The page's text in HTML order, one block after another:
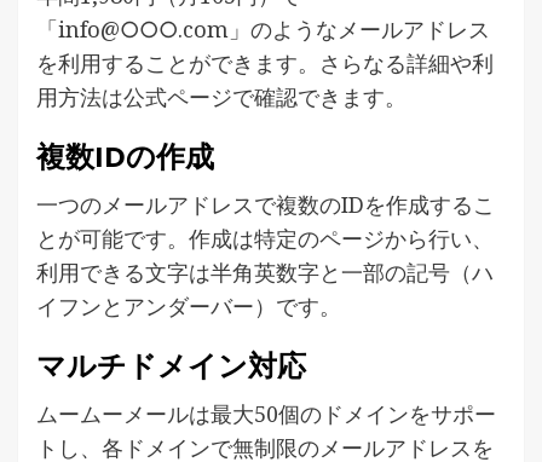
「info@○○○.com」のようなメールアドレス
を利用することができます。さらなる詳細や利
用方法は公式ページで確認できます。
複数IDの作成
一つのメールアドレスで複数のIDを作成するこ
とが可能です。作成は特定のページから行い、
利用できる文字は半角英数字と一部の記号（ハ
イフンとアンダーバー）です。
マルチドメイン対応
ムームーメールは最大50個のドメインをサポー
トし、各ドメインで無制限のメールアドレスを